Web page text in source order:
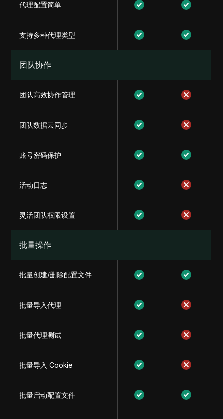
代理配置简单
支持多种代理类型
团队协作
团队高效协作管理
团队数据云同步
账号密码保护
活动日志
灵活团队权限设置
批量操作
批量创建/删除配置文件
批量导入代理
批量代理测试
批量导入 Cookie
批量启动配置文件